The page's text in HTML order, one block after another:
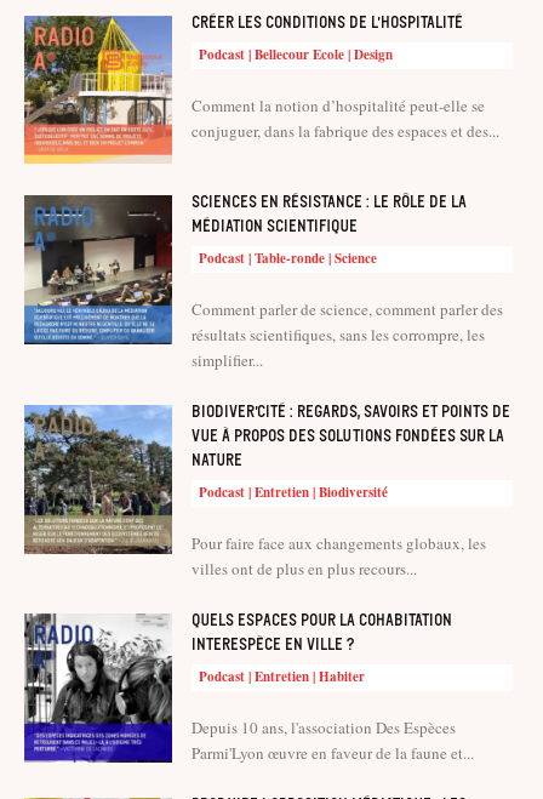
Créer les conditions de l’hospitalité
Podcast | Bellecour Ecole | Design
Comment la notion d’hospitalité peut-elle se
conjuguer, dans la fabrique des espaces et des...
Sciences en résistance : le rôle de la
médiation scientifique
Podcast | Table-ronde | Science
Comment parler de science, comment parler des
résultats scientifiques, sans les corrompre, les
simplifier...
Biodiver’cité : regards, savoirs et points de
vue à propos des solutions fondées sur la
nature
Podcast | Entretien | Biodiversité
Pour faire face aux changements globaux, les
villes ont de plus en plus recours...
Quels espaces pour la cohabitation
interespèce en ville ?
Podcast | Entretien | Habiter
Depuis 10 ans, l'association Des Espèces
Parmi'Lyon œuvre en faveur de la faune et...